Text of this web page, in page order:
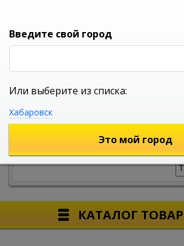
УНИВЕРСАЛЬНЫЙ ИНТЕРНЕТ МАГАЗИН
КАТАЛОГ
Введите свой город
Или выберите из списка:
Хабаровск
Это мой город